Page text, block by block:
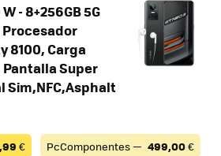
- 8+256GB 5G
8100, Carga
Super
Sim,NFC,Asphalt
€ PcComponentes — 499,00€